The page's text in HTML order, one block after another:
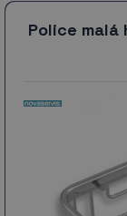
Police malá